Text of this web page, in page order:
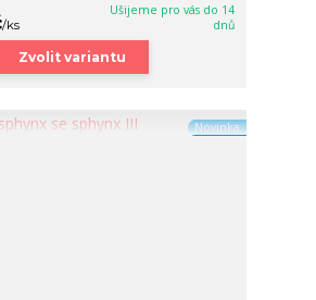
/ks
Ušijeme pro vás do 14
dnů
Zvolit variantu
Novinka